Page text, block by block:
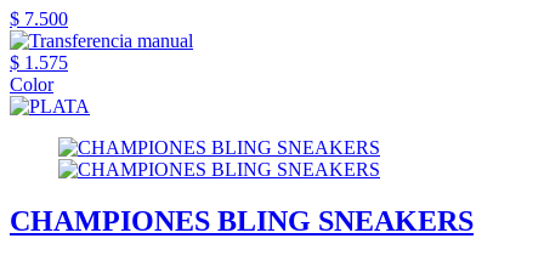
$ 7.500
$ 1.575
Color
CHAMPIONES BLING SNEAKERS